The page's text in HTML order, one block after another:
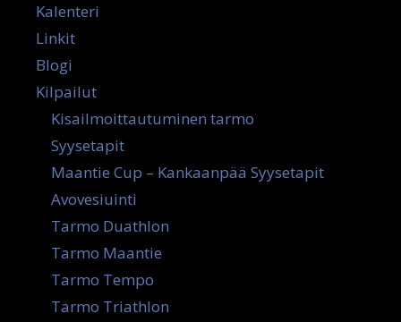
Kalenteri
Linkit
Blogi
Kilpailut
Kisailmoittautuminen tarmo
Syysetapit
Maantie Cup – Kankaanpää Syysetapit
Avovesiuinti
Tarmo Duathlon
Tarmo Maantie
Tarmo Tempo
Tarmo Triathlon